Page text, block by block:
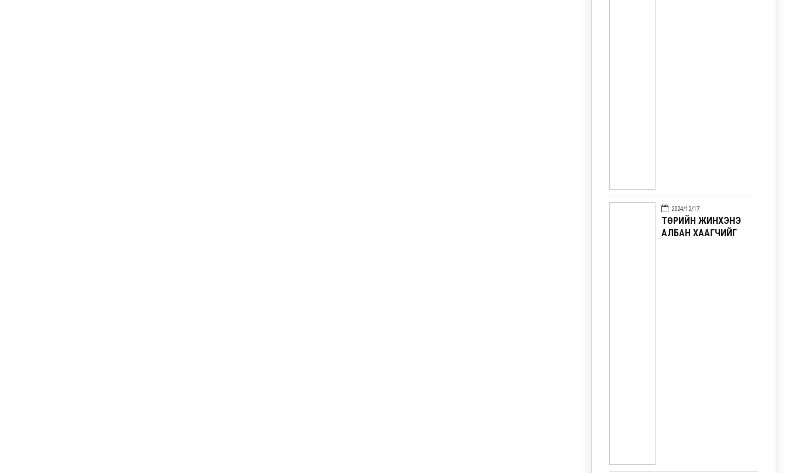
2024/12/17
ТӨРИЙН ЖИНХЭНЭ
АЛБАН ХААГЧИЙГ